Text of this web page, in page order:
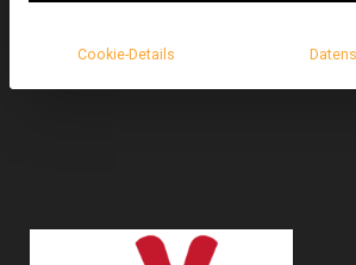
Cookie-Details